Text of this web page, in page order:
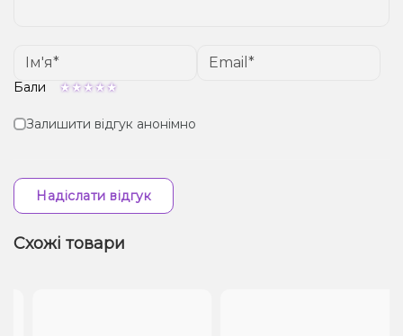
Бали
Залишити відгук анонімно
Надіслати відгук
Схожі товари